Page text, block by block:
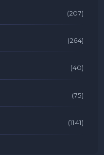
(207)
(264)
(40)
(75)
(1141)